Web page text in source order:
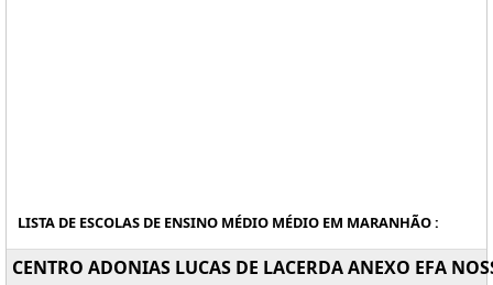
LISTA DE ESCOLAS DE ENSINO MÉDIO MÉDIO EM MARANHÃO :
CENTRO ADONIAS LUCAS DE LACERDA ANEXO EFA